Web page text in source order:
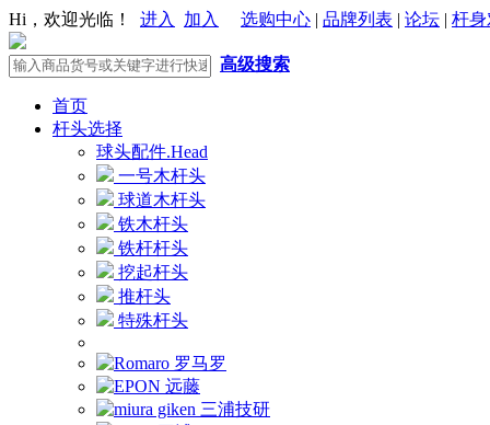
Hi，欢迎光临！ 进入 加入 选购中心 | 品牌列表 | 论坛 | 杆
高级搜索
首页
杆头选择
球头配件.Head
一号木杆头
球道木杆头
铁木杆头
铁杆杆头
挖起杆头
推杆头
特殊杆头